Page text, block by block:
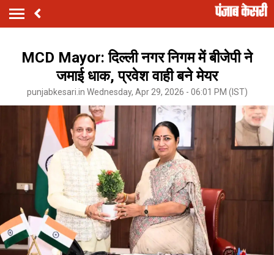
MCD Mayor: दिल्ली नगर निगम में बीजेपी ने
जमाई धाक, प्रवेश वाही बने मेयर
punjabkesari.in Wednesday, Apr 29, 2026 - 06:01 PM (IST)